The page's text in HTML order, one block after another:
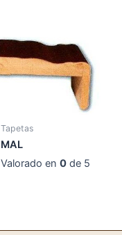
Tapetas
MAL
Valorado en0 de 5